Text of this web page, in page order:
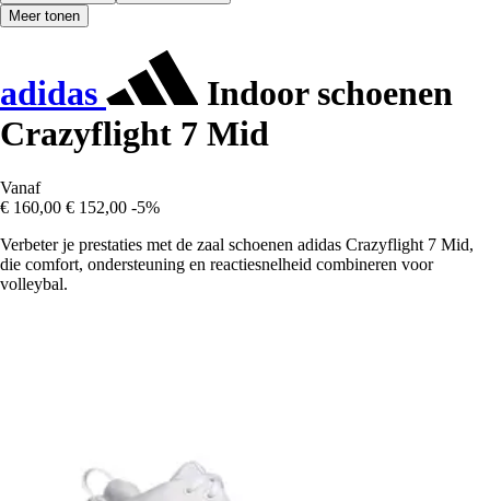
Meer tonen
adidas
Indoor schoenen
Crazyflight 7 Mid
Vanaf
€ 160,00 € 152,00 -5%
Verbeter je prestaties met de zaal schoenen adidas Crazyflight 7 Mid,
die comfort, ondersteuning en reactiesnelheid combineren voor
volleybal.